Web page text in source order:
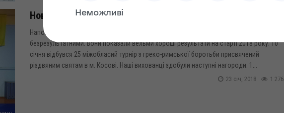
Нові здобутки у новому році
Наполеглива праця і важкі зусилля болехівських борців не залишились
безрезультатними. Вони показали вельми хороші результати на старті 2018 року. 10
січня відбувся 25 міжобласий турнір з греко-римської боротьби присвячений
різдвяним святам в м. Косові. Наші вихованці здобули наступні нагороди: 1...
1 276
23 січ, 2018